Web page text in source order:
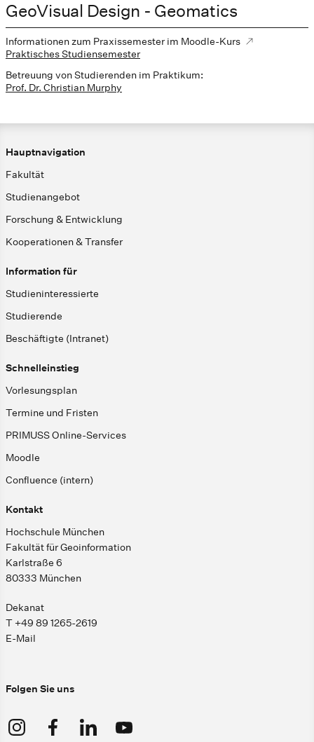
GeoVisual Design - Geomatics
Informationen zum Praxissemester im Moodle-Kurs
Praktisches Studiensemester
Betreuung von Studierenden im Praktikum:
Prof. Dr. Christian Murphy
Hauptnavigation
Fakultät
Studienangebot
Forschung & Entwicklung
Kooperationen & Transfer
Information für
Studieninteressierte
Studierende
Beschäftigte (Intranet)
Schnelleinstieg
Vorlesungsplan
Termine und Fristen
PRIMUSS Online-Services
Moodle
Confluence (intern)
Kontakt
Hochschule München
Fakultät für Geoinformation
Karlstraße 6
80333 München
Dekanat
T +49 89 1265-2619
E-Mail
Folgen Sie uns